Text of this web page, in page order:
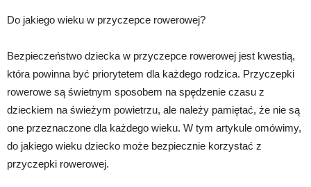
Do jakiego wieku w przyczepce rowerowej?
Bezpieczeństwo dziecka w przyczepce rowerowej jest kwestią,
która powinna być priorytetem dla każdego rodzica. Przyczepki
rowerowe są świetnym sposobem na spędzenie czasu z
dzieckiem na świeżym powietrzu, ale należy pamiętać, że nie są
one przeznaczone dla każdego wieku. W tym artykule omówimy,
do jakiego wieku dziecko może bezpiecznie korzystać z
przyczepki rowerowej.